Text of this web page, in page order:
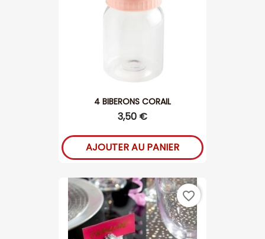
4 BIBERONS CORAIL
3,50 €
AJOUTER AU PANIER
favorite_border